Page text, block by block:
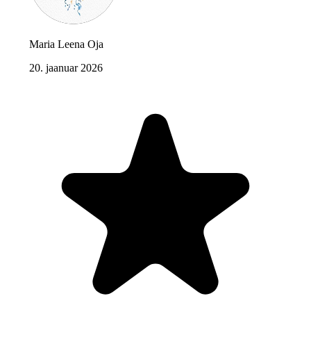
Maria Leena Oja
20. jaanuar 2026